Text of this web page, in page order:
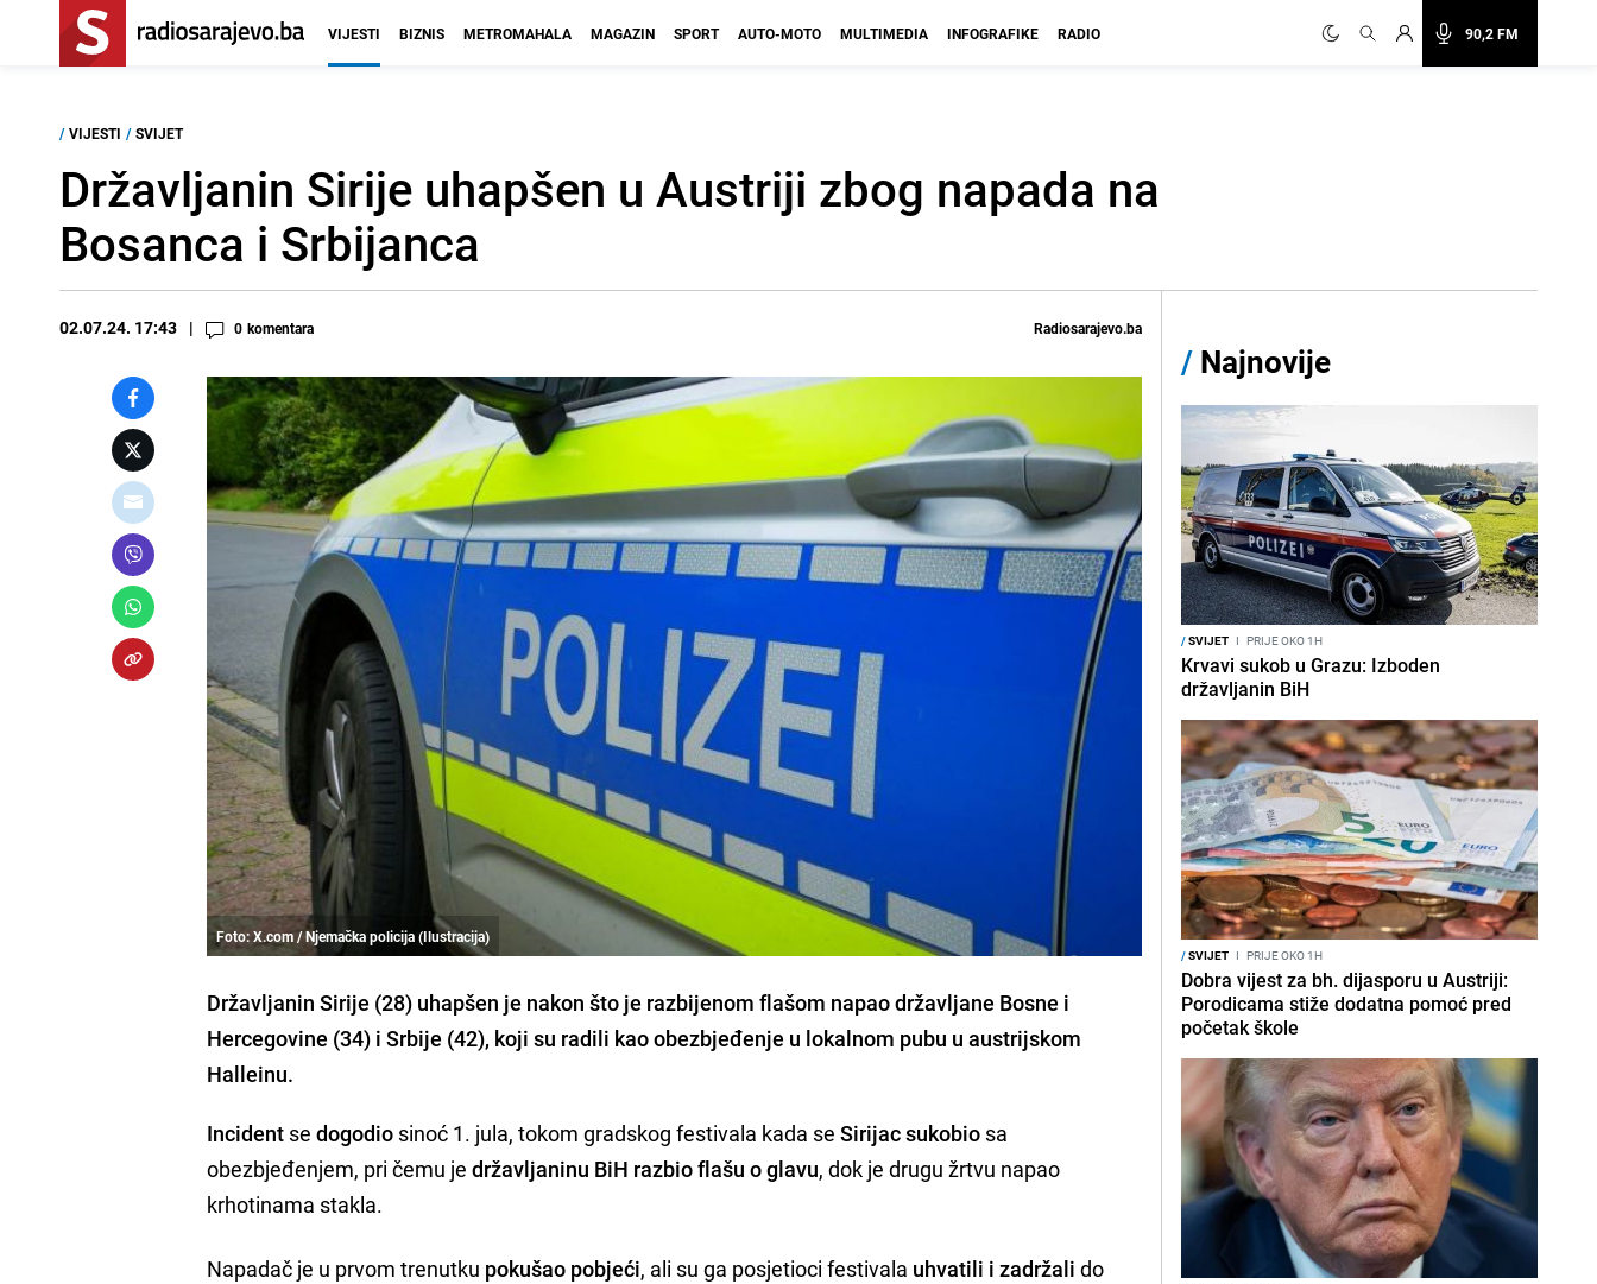
90,2 FM
VIJESTI BIZNIS METROMAHALA MAGAZIN SPORT AUTO-MOTO MULTIMEDIA INFOGRAFIKE RADIO
/ VIJESTI / SVIJET
Državljanin Sirije uhapšen u Austriji zbog napada na
Bosanca i Srbijanca
02.07.24. 17:43 0 komentara Radiosarajevo.ba
Foto: X.com / Njemačka policija (Ilustracija)
Državljanin Sirije (28) uhapšen je nakon što je razbijenom flašom napao državljane Bosne i
Hercegovine (34) i Srbije (42), koji su radili kao obezbjeđenje u lokalnom pubu u austrijskom
Halleinu.
Incident sedogodio sinoć 1. jula, tokom gradskog festivala kada se Sirijac sukobio sa
obezbjeđenjem, pri čemu jedržavljaninu BiH razbio flašu o glavu, dok je drugu žrtvu napao
krhotinama stakla.
Napadač je u prvom trenutku pokušao pobjeći, ali su ga posjetioci festivala uhvatili i zadržali do
/ Najnovije
/SVIJET I PRIJE OKO 1H
Krvavi sukob u Grazu: Izboden
državljanin BiH
/SVIJET I PRIJE OKO 1H
Dobra vijest za bh. dijasporu u Austriji:
Porodicama stiže dodatna pomoć pred
početak škole